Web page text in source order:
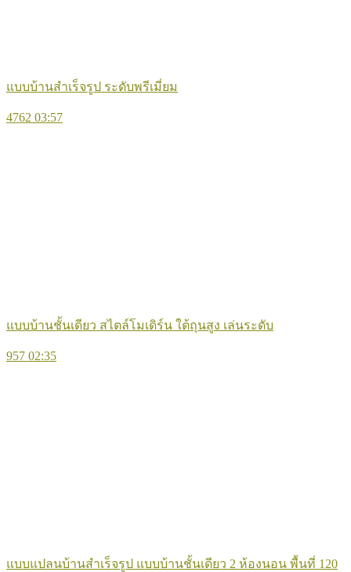
แบบบ้านสำเร็จรูป ระดับพรีเมี่ยม
4762 03:57
แบบบ้านชั้นเดียว สไตล์โมเดิร์น ใต้ถุนสูง เล่นระดับ
957 02:35
แบบแปลนบ้านสำเร็จรูป แบบบ้านชั้นเดียว 2 ห้องนอน พื้นที่ 120